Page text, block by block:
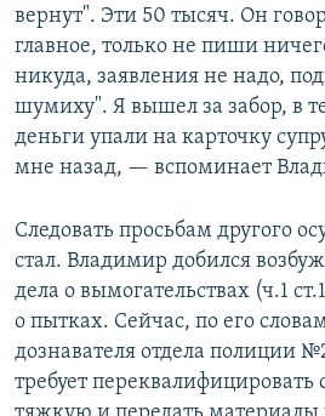
вернут". Эти 50 тысяч. Он
главное, только не пиши
никуда, заявления не надо,
шумиху". Я вышел за забор, в
деньги упали на карточку
мне назад, — вспоминает
Следовать просьбам другого
стал. Владимир добился
дела о вымогательствах (ч.1
о пытках. Сейчас, по его
дознавателя отдела полиции
требует переквалифицировать